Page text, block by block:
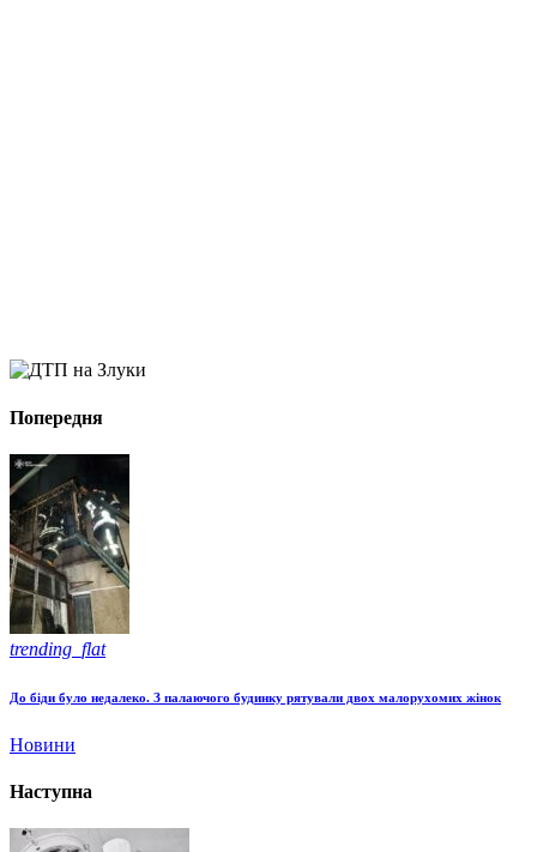
Попередня
trending_flat
До біди було недалеко. З палаючого будинку рятували двох малорухомих жінок
Новини
Наступна